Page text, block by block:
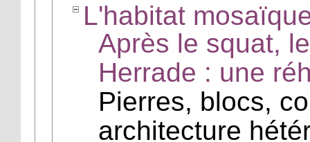
L'habitat
Après le squat,
Herrade : une
Pierres, blocs,
architecture